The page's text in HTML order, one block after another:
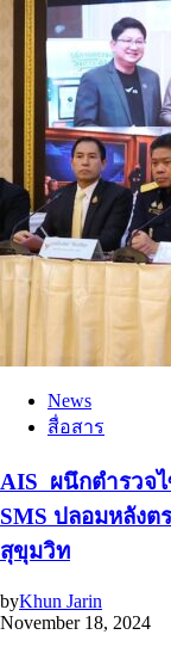
News
สื่อสาร
AIS ผนึกตำรวจไ
SMS ปลอมหลังต
สุขุมวิท
byKhun Jarin
November 18, 2024